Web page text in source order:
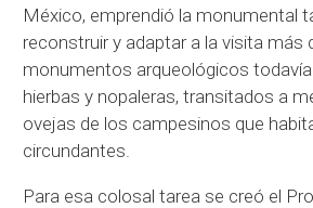
México, emprendió la monumental
reconstruir y adaptar a la visita más
monumentos arqueológicos
hierbas y nopaleras, transitados a
ovejas de los campesinos que
circundantes.
Para esa colosal tarea se creó el